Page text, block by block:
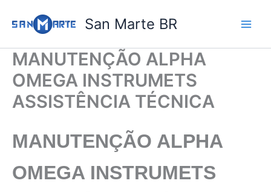
para
conteúdo
San Marte BR
MANUTENÇÃO ALPHA
OMEGA INSTRUMETS
ASSISTÊNCIA TÉCNICA
MANUTENÇÃO ALPHA
OMEGA INSTRUMETS